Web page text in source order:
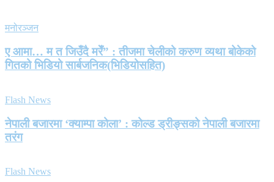
मनोरञ्जन
ए आमा… म त जिउँदै मरेँ” : तीजमा चेलीको करुण व्यथा बोकेको
गितको भिडियो सार्बजनिक(भिडियोसहित)
Flash News
नेपाली बजारमा ‘क्याम्पा कोला’ : कोल्ड ड्रीङ्सको नेपाली बजारमा
तरंग
Flash News